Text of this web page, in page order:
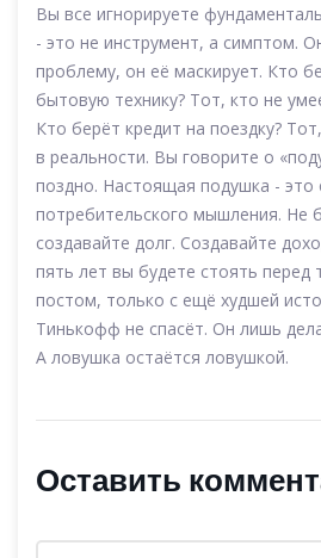
Вы все игнорируете
- это не инструмент, а симптом.
проблему, он её маскирует. Кто
бытовую технику? Тот, кто не
Кто берёт кредит на поездку?
в реальности. Вы говорите о
поздно. Настоящая подушка - это
потребительского мышления. Не
создавайте долг. Создавайте
пять лет вы будете стоять
постом, только с ещё худшей
Тинькофф не спасёт. Он лишь
А ловушка остаётся ловушкой.
Оставить